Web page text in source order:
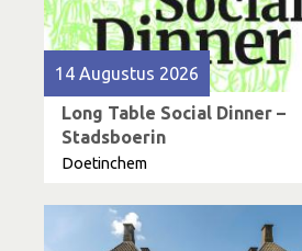
14 Augustus 2026
Long Table Social Dinner –
Stadsboerin
Doetinchem